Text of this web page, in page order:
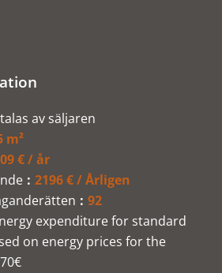
av säljaren
m²
€ / år
2196 € / Årligen
92
expenditure for standard
on energy prices for the